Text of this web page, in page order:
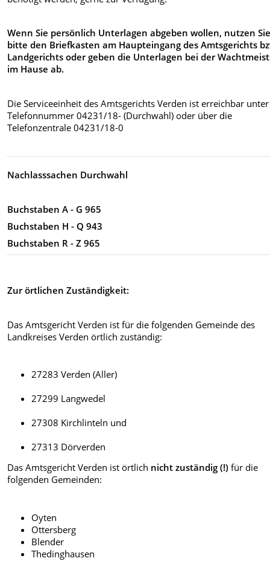
Wenn Sie persönlich Unterlagen abgeben wollen, nutzen
bitte den Briefkasten am Haupteingang des Amtsgerichts
Landgerichts oder geben die Unterlagen bei der
im Hause ab.
Die Serviceeinheit des Amtsgerichts Verden ist erreichbar
Telefonnummer 04231/18- (Durchwahl) oder über die
Telefonzentrale 04231/18-0
Nachlasssachen Durchwahl
Buchstaben A - G 965
Buchstaben H - Q 943
Buchstaben R - Z 965
Zur örtlichen Zuständigkeit:
Das Amtsgericht Verden ist für die folgenden Gemeinde des
Landkreises Verden örtlich zuständig:
27283 Verden (Aller)
27299 Langwedel
27308 Kirchlinteln und
27313 Dörverden
Das Amtsgericht Verden ist örtlich nicht zuständig (!) für die
folgenden Gemeinden:
Oyten
Ottersberg
Blender
Thedinghausen